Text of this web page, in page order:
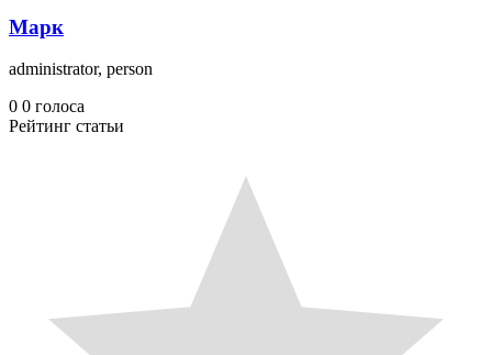
Марк
administrator, person
0 0 голоса
Рейтинг статьи